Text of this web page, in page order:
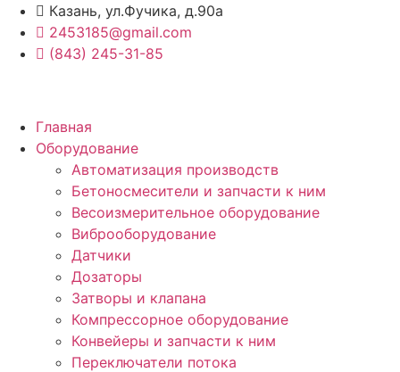
Перейти
содержимому
Казань, ул.Фучика, д.90а
2453185@gmail.com
(843) 245-31-85
Главная
Оборудование
Автоматизация производств
Бетоносмесители и запчасти к ним
Весоизмерительное оборудование
Виброоборудование
Датчики
Дозаторы
Затворы и клапана
Компрессорное оборудование
Конвейеры и запчасти к ним
Переключатели потока